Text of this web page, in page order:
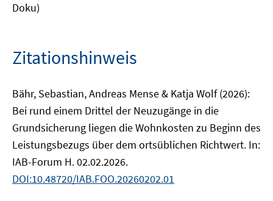
Doku)
Zitationshinweis
Bähr, Sebastian, Andreas Mense & Katja Wolf (2026):
Bei rund einem Drittel der Neuzugänge in die
Grundsicherung liegen die Wohnkosten zu Beginn des
Leistungsbezugs über dem ortsüblichen Richtwert. In:
IAB-Forum H. 02.02.2026.
DOI:10.48720/IAB.FOO.20260202.01